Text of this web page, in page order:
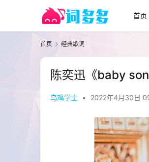
首页
首页 经典歌词
陈奕迅《baby
乌鸡学士 • 2022年4月30日